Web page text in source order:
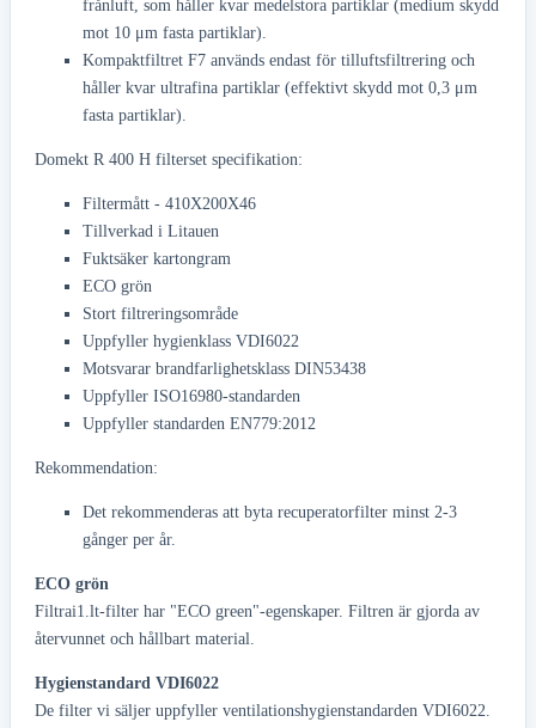
frånluft, som håller kvar medelstora partiklar (medium skydd
mot 10 μm fasta partiklar).
Kompaktfiltret F7 används endast för tilluftsfiltrering och
håller kvar ultrafina partiklar (effektivt skydd mot 0,3 μm
fasta partiklar).
Domekt R 400 H filterset specifikation:
Filtermått - 410X200X46
Tillverkad i Litauen
Fuktsäker kartongram
ECO grön
Stort filtreringsområde
Uppfyller hygienklass VDI6022
Motsvarar brandfarlighetsklass DIN53438
Uppfyller ISO16980-standarden
Uppfyller standarden EN779:2012
Rekommendation:
Det rekommenderas att byta recuperatorfilter minst 2-3
gånger per år.
ECO grön
Filtrai1.lt-filter har "ECO green"-egenskaper. Filtren är gjorda av
återvunnet och hållbart material.
Hygienstandard VDI6022
De filter vi säljer uppfyller ventilationshygienstandarden VDI6022.